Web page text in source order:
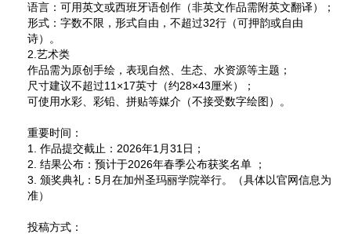
语言：可用英文或西班牙语创作（非英文作品需附英文翻译）；
形式：字数不限，形式自由，不超过32行（可押韵或自由
诗）。
2.艺术类
作品需为原创手绘，表现自然、生态、水资源等主题；
尺寸建议不超过11×17英寸（约28×43厘米）；
可使用水彩、彩铅、拼贴等媒介（不接受数字绘图）。
重要时间：
1. 作品提交截止：2026年1月31日；
2. 结果公布：预计于2026年春季公布获奖名单 ；
3. 颁奖典礼：5月在加州圣玛丽学院举行。（具体以官网信息为
准）
投稿方式：